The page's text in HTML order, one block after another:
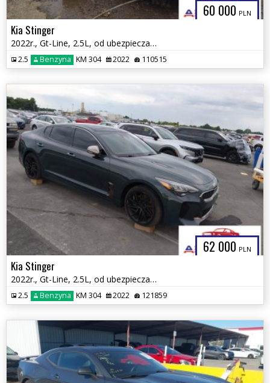
60 000 PLN
Kia Stinger
2022r., Gt-Line, 2.5L, od ubezpieczalni
2.5 Benzyna KM 304 2022 110515
62 000 PLN
Kia Stinger
2022r., Gt-Line, 2.5L, od ubezpieczalni
2.5 Benzyna KM 304 2022 121859